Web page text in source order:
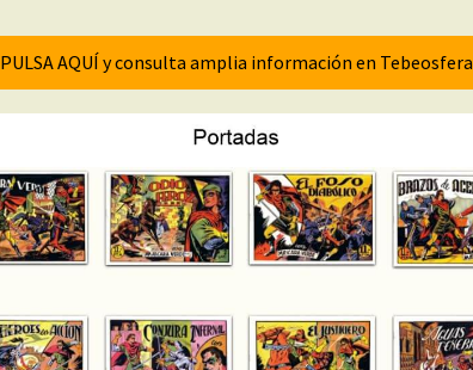
PULSA AQUÍ y consulta amplia información en Tebeosfera